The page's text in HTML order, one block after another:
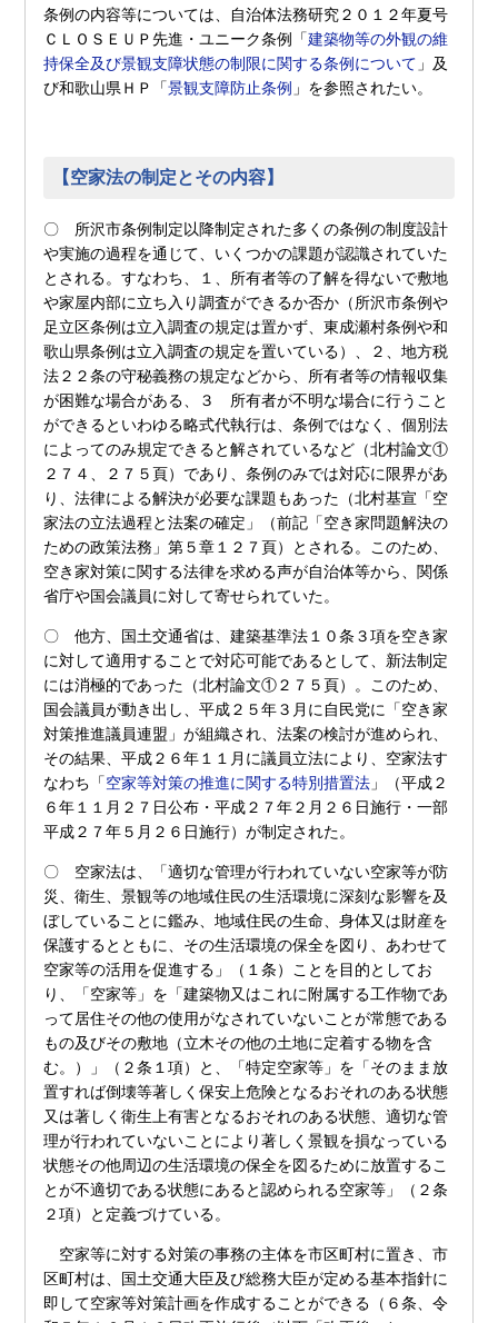
条例の内容等については、自治体法務研究２０１２年夏号
ＣＬＯＳＥＵＰ先進・ユニーク条例「建築物等の外観の維
持保全及び景観支障状態の制限に関する条例について 」及
び和歌山県ＨＰ「景観支障防止条例 」を参照されたい。
【空家法の制定とその内容】
〇 所沢市条例制定以降制定された多くの条例の制度設計
や実施の過程を通じて、いくつかの課題が認識されていた
とされる。すなわち、１、所有者等の了解を得ないで敷地
や家屋内部に立ち入り調査ができるか否か（所沢市条例や
足立区条例は立入調査の規定は置かず、東成瀬村条例や和
歌山県条例は立入調査の規定を置いている）、２、地方税
法２２条の守秘義務の規定などから、所有者等の情報収集
が困難な場合がある、３ 所有者が不明な場合に行うこと
ができるといわゆる略式代執行は、条例ではなく、個別法
によってのみ規定できると解されているなど（北村論文①
２７４、２７５頁）であり、条例のみでは対応に限界があ
り、法律による解決が必要な課題もあった（北村基宣「空
家法の立法過程と法案の確定」（前記「空き家問題解決の
ための政策法務」第５章１２７頁）とされる。このため、
空き家対策に関する法律を求める声が自治体等から、関係
省庁や国会議員に対して寄せられていた。
〇 他方、国土交通省は、建築基準法１０条３項を空き家
に対して適用することで対応可能であるとして、新法制定
には消極的であった（北村論文①２７５頁）。このため、
国会議員が動き出し、平成２５年３月に自民党に「空き家
対策推進議員連盟」が組織され、法案の検討が進められ、
その結果、平成２６年１１月に議員立法により、空家法す
なわち「空家等対策の推進に関する特別措置法 」（平成２
６年１１月２７日公布・平成２７年２月２６日施行・一部
平成２７年５月２６日施行）が制定された。
〇 空家法は、「適切な管理が行われていない空家等が防
災、衛生、景観等の地域住民の生活環境に深刻な影響を及
ぼしていることに鑑み、地域住民の生命、身体又は財産を
保護するとともに、その生活環境の保全を図り、あわせて
空家等の活用を促進する」（１条）ことを目的としてお
り、「空家等」を「建築物又はこれに附属する工作物であ
って居住その他の使用がなされていないことが常態である
もの及びその敷地（立木その他の土地に定着する物を含
む。）」（２条１項）と、「特定空家等」を「そのまま放
置すれば倒壊等著しく保安上危険となるおそれのある状態
又は著しく衛生上有害となるおそれのある状態、適切な管
理が行われていないことにより著しく景観を損なっている
状態その他周辺の生活環境の保全を図るために放置するこ
とが不適切である状態にあると認められる空家等」（２条
２項）と定義づけている。
空家等に対する対策の事務の主体を市区町村に置き、市
区町村は、国土交通大臣及び総務大臣が定める基本指針に
即して空家等対策計画を作成することができる（６条、令